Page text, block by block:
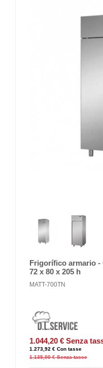
Frigorífico armario -
72 x 80 x 205 h
MATT-700TN
1.044,20 € Senza
1.273,92 € Con tasse
1.135,00 € Senza tasse